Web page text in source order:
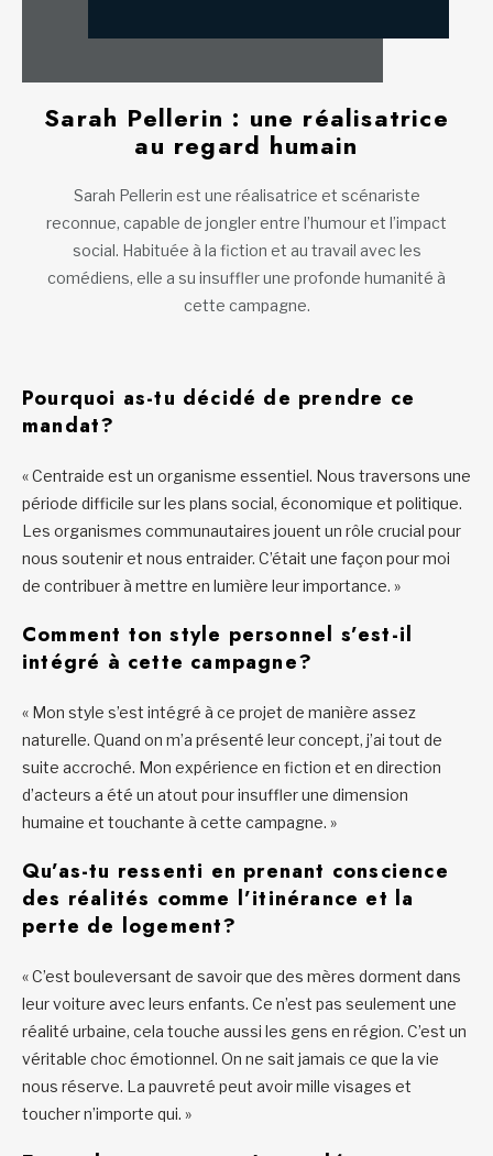
Sarah Pellerin : une réalisatrice
au regard humain
Sarah Pellerin est une réalisatrice et scénariste
reconnue, capable de jongler entre l’humour et l’impact
social. Habituée à la fiction et au travail avec les
comédiens, elle a su insuffler une profonde humanité à
cette campagne.
Pourquoi as-tu décidé de prendre ce
mandat?
« Centraide est un organisme essentiel. Nous traversons une
période difficile sur les plans social, économique et politique.
Les organismes communautaires jouent un rôle crucial pour
nous soutenir et nous entraider. C’était une façon pour moi
de contribuer à mettre en lumière leur importance. »
Comment ton style personnel s’est-il
intégré à cette campagne?
« Mon style s’est intégré à ce projet de manière assez
naturelle. Quand on m’a présenté leur concept, j’ai tout de
suite accroché. Mon expérience en fiction et en direction
d’acteurs a été un atout pour insuffler une dimension
humaine et touchante à cette campagne. »
Qu’as-tu ressenti en prenant conscience
des réalités comme l’itinérance et la
perte de logement?
« C’est bouleversant de savoir que des mères dorment dans
leur voiture avec leurs enfants. Ce n’est pas seulement une
réalité urbaine, cela touche aussi les gens en région. C’est un
véritable choc émotionnel. On ne sait jamais ce que la vie
nous réserve. La pauvreté peut avoir mille visages et
toucher n’importe qui. »